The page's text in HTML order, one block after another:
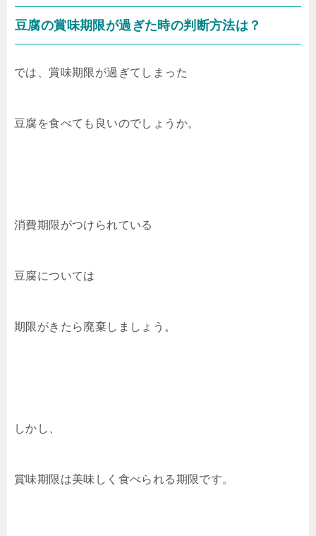
豆腐の賞味期限が過ぎた時の判断方法は？
では、賞味期限が過ぎてしまった
豆腐を食べても良いのでしょうか。
消費期限がつけられている
豆腐については
期限がきたら廃棄しましょう。
しかし、
賞味期限は美味しく食べられる期限です。